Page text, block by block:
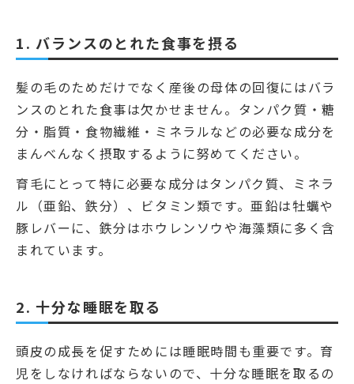
1. バランスのとれた食事を摂る
髪の毛のためだけでなく産後の母体の回復にはバラ
ンスのとれた食事は欠かせません。タンパク質・糖
分・脂質・食物繊維・ミネラルなどの必要な成分を
まんべんなく摂取するように努めてください。
育毛にとって特に必要な成分はタンパク質、ミネラ
ル（亜鉛、鉄分）、ビタミン類です。亜鉛は牡蠣や
豚レバーに、鉄分はホウレンソウや海藻類に多く含
まれています。
2. 十分な睡眠を取る
頭皮の成長を促すためには睡眠時間も重要です。育
児をしなければならないので、十分な睡眠を取るの